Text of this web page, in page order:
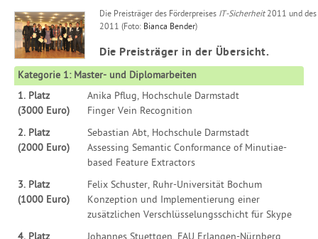
Die Preisträger des Förderpreises IT-Sicherheit2011 und
2011 (Foto: Bianca Bender)
Die Preisträger in der Übersicht.
Kategorie 1: Master- und Diplomarbeiten
1. Platz
(3000 Euro)
Anika Pflug, Hochschule Darmstadt
Finger Vein Recognition
2. Platz
(2000 Euro)
Sebastian Abt, Hochschule Darmstadt
Assessing Semantic Conformance of Minutiae-
based Feature Extractors
3. Platz
(1000 Euro)
Felix Schuster, Ruhr-Universität Bochum
Konzeption und Implementierung einer
zusätzlichen Verschlüsselungsschicht für Skype